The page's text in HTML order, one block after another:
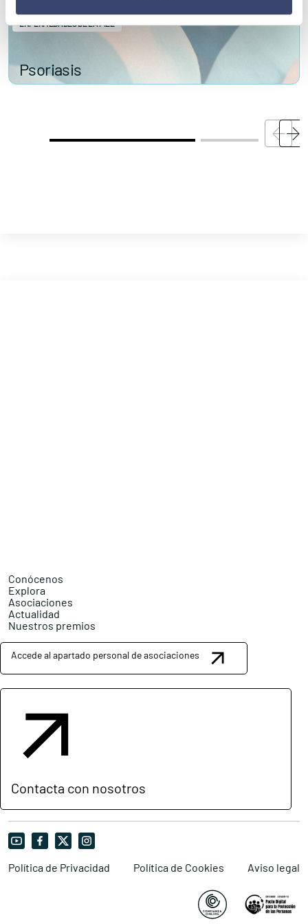
Psoriasis
ENFERMEDADES DE LA PIEL
Conócenos
Explora
Asociaciones
Actualidad
Nuestros premios
Accede al apartado personal de asociaciones
Contacta con nosotros
Política de Privacidad Política de Cookies Aviso legal